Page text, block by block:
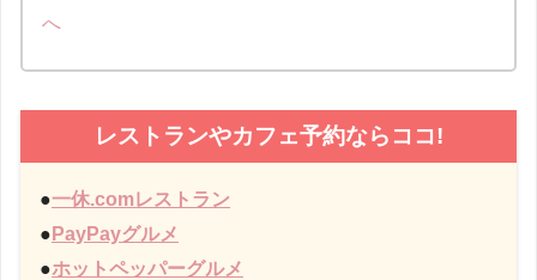
へ
レストランやカフェ予約ならココ!
●一休.comレストラン
● PayPayグルメ
●ホットペッパーグルメ